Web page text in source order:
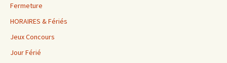
Fermeture
HORAIRES & Fériés
Jeux Concours
Jour Férié